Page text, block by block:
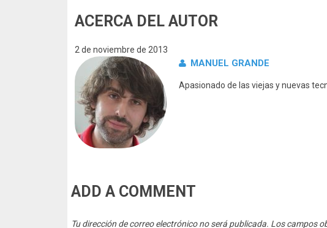
ACERCA DEL AUTOR
2 de noviembre de 2013
MANUEL GRANDE
Apasionado de las viejas y nuevas
ADD A COMMENT
Tu dirección de correo electrónico no será publicada. Los campos